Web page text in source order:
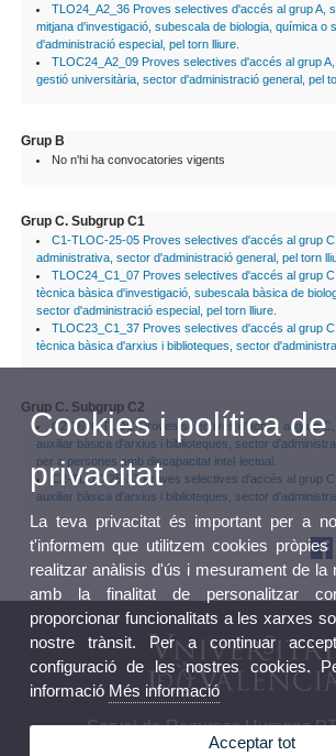
TLO24_A2_36 Proves selectives d'accés al grup A,
mitjana d'investigació, subescala de biologia, química o
d'administració especial, pel torn lliure.
TLOC24_A2_09 Proves selectives d'accés al grup
gestió universitària, sector d'administració general, pel
Grup B
No n'hi ha convocatories vigents
Grup C. Subgrup C1
C1-TLOC-25-05 Proves selectives d'accés al grup
administrativa, sector d'administració general, pel torn
TLOC24_C1_07 Proves selectives d'accés al grup
tècnica bàsica d'investigació, subescala bàsica de
sector d'administració especial, pel torn lliure.
TLOC23_C1_37 Proves selectives d'accés al grup
tècnica bàsica d'arxius i biblioteques, sector
Grup C. Subgrup C2
C2-2606-TLOC-Proves selectives d'accés al grup
auxiliar bàsica d'arxius i biblioteques, sector
per a persones amb discapacitat intel·lectual.
C2-TLOC-25-13 Proves selectives d'accés al grup
auxiliar bàsica d'arxius i biblioteques, sector
Servei de Recursos Humans
Cookies i política de
privacitat
La teva privacitat és important per a
t'informem que utilitzem cookies
realitzar anàlisis d'ús i mesurament de la
amb la finalitat de personalitzar
proporcionar funcionalitats a les xarxes
nostre trànsit. Per a continuar
configuració de les nostres cookies.
informació Més informació
Acceptar tot